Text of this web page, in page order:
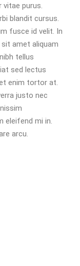
vitae purus.
blandit cursus.
fusce id velit. In
amet aliquam
tellus
sed lectus
enim tortor at.
justo nec
eleifend mi in.
arcu.